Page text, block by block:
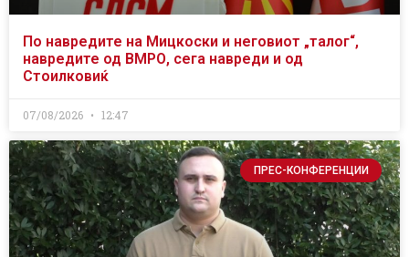
По навредите на Мицкоски и неговиот „талог“,
навредите од ВМРО, сега навреди и од
Стоилковиќ
07/08/2026 12:47
ПРЕС-КОНФЕРЕНЦИИ